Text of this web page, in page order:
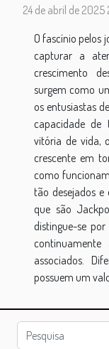
24 de abril de 2025
O fascínio pelos
capturar a
crescimento
surgem como
os entusiastas
capacidade de
vitória de vida,
crescente em
como
tão desejados e
que são
distingue-se
associados.
possuem um